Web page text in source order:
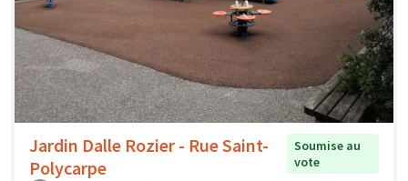
Jardin Dalle Rozier - Rue Saint-
Polycarpe
Soumise au
vote